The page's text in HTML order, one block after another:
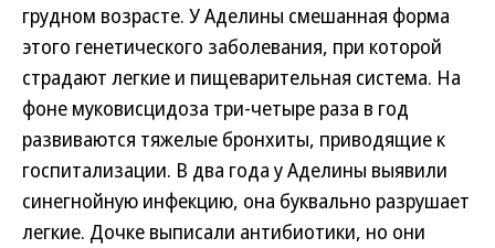
грудном возрасте. У Аделины смешанная форма
этого генетического заболевания, при которой
страдают легкие и пищеварительная система. На
фоне муковисцидоза три-четыре раза в год
развиваются тяжелые бронхиты, приводящие к
госпитализации. В два года у Аделины выявили
синегнойную инфекцию, она буквально разрушает
легкие. Дочке выписали антибиотики, но они